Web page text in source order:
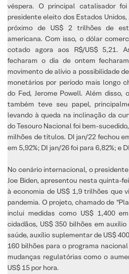
véspera. O principal catalisador
presidente eleito dos Estados
próximo de US$ 2 trilhões de
americana. Com isso, o dólar
cotado agora aos R$/US$ 5,21.
fecharam o dia de ontem
movimento de alívio a possibilidade
monetários por período mais longo
do Fed, Jerome Powell. Além
também teve seu papel,
levando à queda na inclinação da
do Tesouro Nacional foi bem-
milhões de títulos. DI jan/22 fechou
em 5,92%; DI jan/26 foi para 6,82%; e
No cenário internacional, o
Joe Biden, apresentou nesta quinta-
à economia de US$ 1,9 trilhões que
pandemia. O projeto, chamado de
inclui medidas como US$ 1,400
cidadãos, US$ 350 bilhões em
saúde, auxílio suplementar de US$
160 bilhões para o programa
mudanças regulatórias como o
US$ 15 por hora.